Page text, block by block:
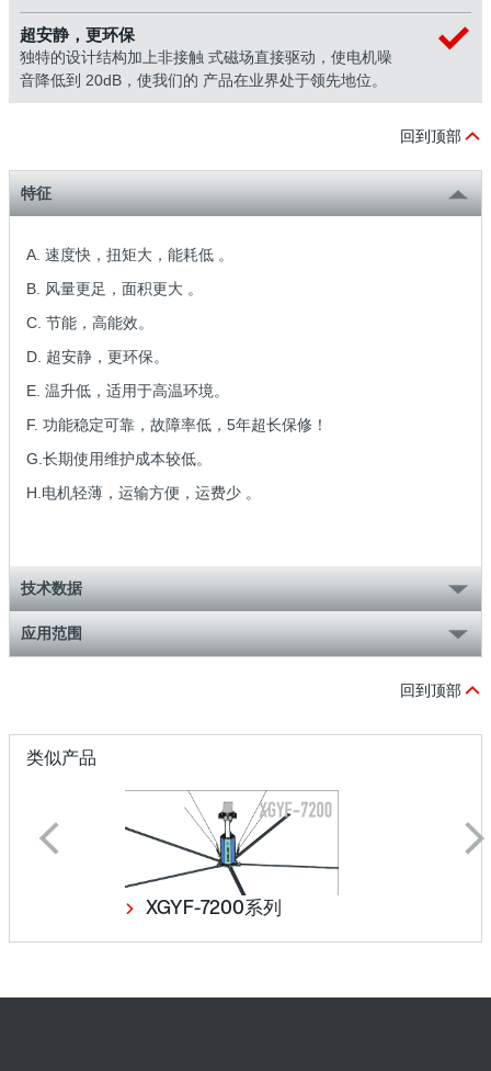
超安静，更环保
独特的设计结构加上非接触 式磁场直接驱动，使电机噪
音降低到 20dB，使我们的 产品在业界处于领先地位。
回到顶部
特征
A. 速度快，扭矩大，能耗低 。
B. 风量更足，面积更大 。
C. 节能，高能效。
D. 超安静，更环保。
E. 温升低，适用于高温环境。
F. 功能稳定可靠，故障率低，5年超长保修！
G.长期使用维护成本较低。
H.电机轻薄，运输方便，运费少 。
技术数据
应用范围
回到顶部
类似产品
XGYF-7200系列